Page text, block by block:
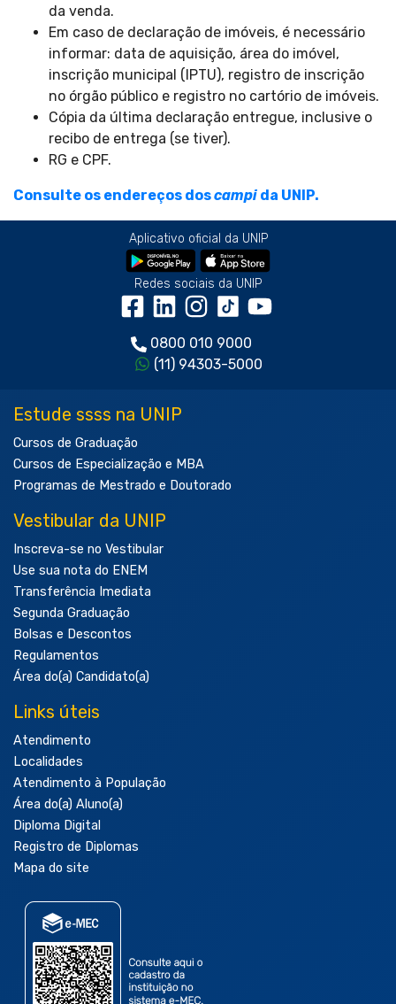
da venda.
Em caso de declaração de imóveis, é necessário
informar: data de aquisição, área do imóvel,
inscrição municipal (IPTU), registro de inscrição
no órgão público e registro no cartório de imóveis.
Cópia da última declaração entregue, inclusive o
recibo de entrega (se tiver).
RG e CPF.
Consulte os endereços doscampi da UNIP.
Aplicativo oficial da UNIP
Redes sociais da UNIP
0800 010 9000
(11) 94303-5000
Estude ssss na UNIP
Cursos de Graduação
Cursos de Especialização e MBA
Programas de Mestrado e Doutorado
Vestibular da UNIP
Inscreva-se no Vestibular
Use sua nota do ENEM
Transferência Imediata
Segunda Graduação
Bolsas e Descontos
Regulamentos
Área do(a) Candidato(a)
Links úteis
Atendimento
Localidades
Atendimento à População
Área do(a) Aluno(a)
Diploma Digital
Registro de Diplomas
Mapa do site